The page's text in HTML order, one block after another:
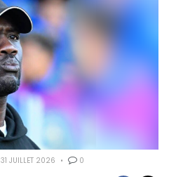
31 JUILLET 2026 0